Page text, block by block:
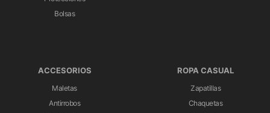
Bolsas
ACCESORIOS
Maletas
Antirrobos
ROPA CASUAL
Zapatillas
Chaquetas